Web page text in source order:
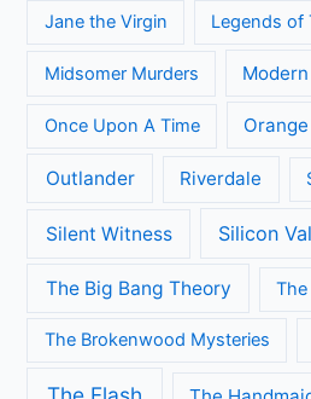
Jane the Virgin Legends of
Midsomer Murders
Once Upon A Time
Outlander Riverdale
Silent Witness Silicon
The Big Bang Theory The
The Brokenwood Mysteries